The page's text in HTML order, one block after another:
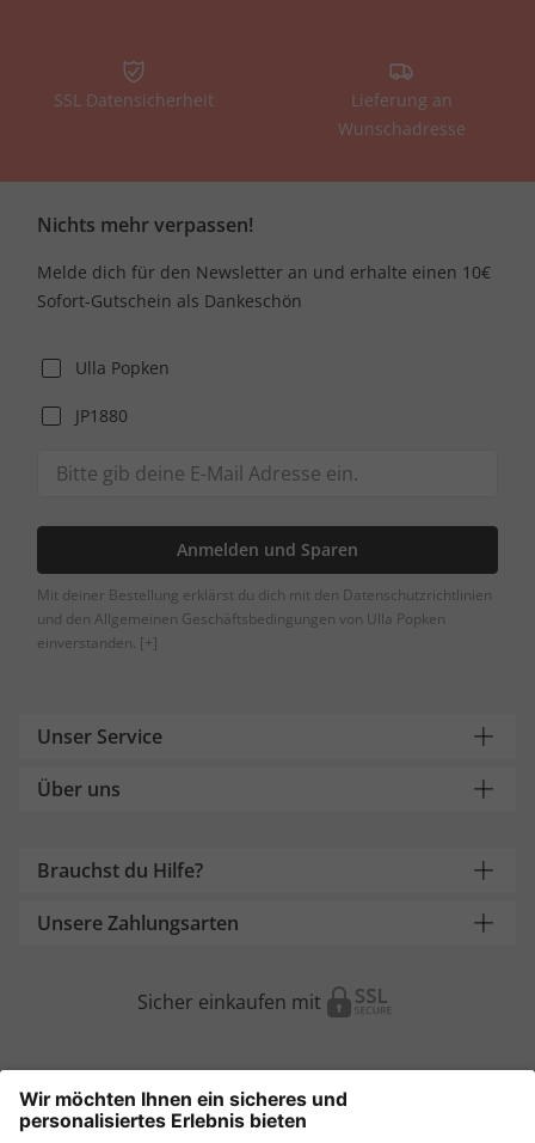
SSL Datensicherheit
Lieferung an
Wunschadresse
Nichts mehr verpassen!
Melde dich für den Newsletter an und erhalte einen 10€
Sofort-Gutschein als Dankeschön
Ulla Popken
JP1880
Anmelden und Sparen
Mit deiner Bestellung erklärst du dich mit den Datenschutzrichtlinien
und den Allgemeinen Geschäftsbedingungen von Ulla Popken
einverstanden. [+]
Unser Service
Über uns
Brauchst du Hilfe?
Unsere Zahlungsarten
Sicher einkaufen mit
Weitere Onlineshops